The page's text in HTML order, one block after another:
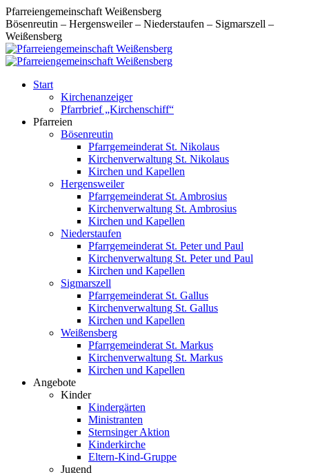
Zum
Inhalt
springen
Pfarreiengemeinschaft Weißensberg
Bösenreutin – Hergensweiler – Niederstaufen – Sigmarszell –
Weißensberg
Start
Kirchenanzeiger
Pfarrbrief „Kirchenschiff“
Pfarreien
Bösenreutin
Pfarrgemeinderat St. Nikolaus
Kirchenverwaltung St. Nikolaus
Kirchen und Kapellen
Hergensweiler
Pfarrgemeinderat St. Ambrosius
Kirchenverwaltung St. Ambrosius
Kirchen und Kapellen
Niederstaufen
Pfarrgemeinderat St. Peter und Paul
Kirchenverwaltung St. Peter und Paul
Kirchen und Kapellen
Sigmarszell
Pfarrgemeinderat St. Gallus
Kirchenverwaltung St. Gallus
Kirchen und Kapellen
Weißensberg
Pfarrgemeinderat St. Markus
Kirchenverwaltung St. Markus
Kirchen und Kapellen
Angebote
Kinder
Kindergärten
Ministranten
Sternsinger Aktion
Kinderkirche
Eltern-Kind-Gruppe
Jugend